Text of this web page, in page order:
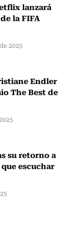
lanzará
la FIFA
2025
Endler
The Best de
su retorno a
escuchar